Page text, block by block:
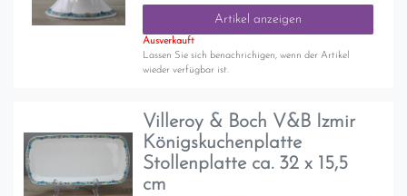
Artikel anzeigen
Ausverkauft
Lassen Sie sich benachrichigen, wenn der Artikel
wieder verfügbar ist.
Villeroy & Boch V&B Izmir
Königskuchenplatte
Stollenplatte ca. 32 x 15,5
cm